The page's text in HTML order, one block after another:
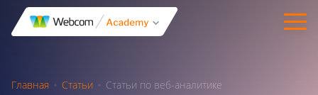
Главная Статьи Статьи по веб-аналитике